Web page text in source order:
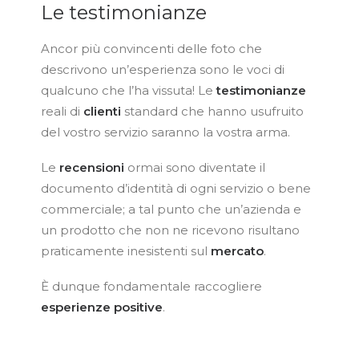
Le testimonianze
Ancor più convincenti delle foto che
descrivono un’esperienza sono le voci di
qualcuno che l’ha vissuta! Letestimonianze
reali di clienti standard che hanno usufruito
del vostro servizio saranno la vostra arma.
Le recensioni ormai sono diventate il
documento d’identità di ogni servizio o bene
commerciale; a tal punto che un’azienda e
un prodotto che non ne ricevono risultano
praticamente inesistenti sul mercato.
È dunque fondamentale raccogliere
esperienze positive.